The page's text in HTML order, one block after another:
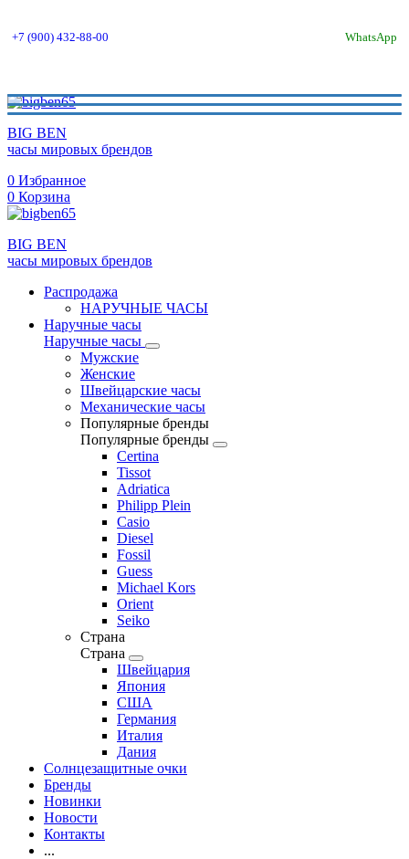
+7 (900) 432-88-00 WhatsApp
BIG BEN
часы мировых брендов
0 Избранное
0 Корзина
BIG BEN
часы мировых брендов
Распродажа
НАРУЧНЫЕ ЧАСЫ
Наручные часы
Наручные часы
Мужские
Женские
Швейцарские часы
Механические часы
Популярные бренды
Популярные бренды
Certina
Tissot
Adriatica
Philipp Plein
Casio
Diesel
Fossil
Guess
Michael Kors
Orient
Seiko
Страна
Страна
Швейцария
Япония
США
Германия
Италия
Дания
Солнцезащитные очки
Бренды
Новинки
Новости
Контакты
...